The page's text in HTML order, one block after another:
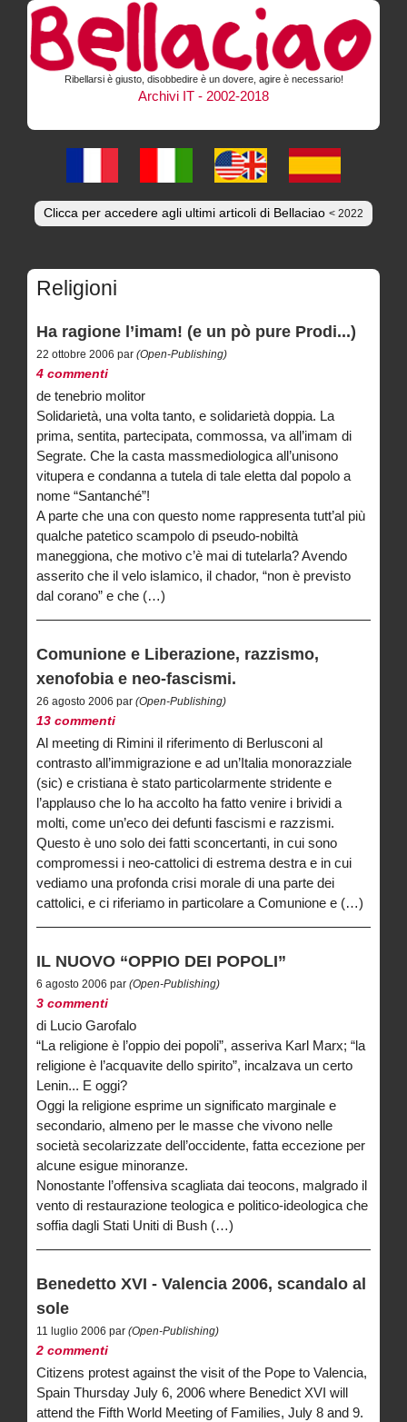
Ribellarsi è giusto, disobbedire è un dovere, agire è necessario!
Archivi IT - 2002-2018
Clicca per accedere agli ultimi articoli di Bellaciao < 2022
Religioni
Ha ragione l’imam! (e un pò pure Prodi...)
22 ottobre 2006 par (Open-Publishing)
4 commenti
de tenebrio molitor
Solidarietà, una volta tanto, e solidarietà doppia. La
prima, sentita, partecipata, commossa, va all’imam di
Segrate. Che la casta massmediologica all’unisono
vitupera e condanna a tutela di tale eletta dal popolo a
nome “Santanché”!
A parte che una con questo nome rappresenta tutt’al più
qualche patetico scampolo di pseudo-nobiltà
maneggiona, che motivo c’è mai di tutelarla? Avendo
asserito che il velo islamico, il chador, “non è previsto
dal corano” e che (…)
Comunione e Liberazione, razzismo,
xenofobia e neo-fascismi.
26 agosto 2006 par (Open-Publishing)
13 commenti
Al meeting di Rimini il riferimento di Berlusconi al
contrasto all’immigrazione e ad un’Italia monorazziale
(sic) e cristiana è stato particolarmente stridente e
l’applauso che lo ha accolto ha fatto venire i brividi a
molti, come un’eco dei defunti fascismi e razzismi.
Questo è uno solo dei fatti sconcertanti, in cui sono
compromessi i neo-cattolici di estrema destra e in cui
vediamo una profonda crisi morale di una parte dei
cattolici, e ci riferiamo in particolare a Comunione e (…)
IL NUOVO “OPPIO DEI POPOLI”
6 agosto 2006 par (Open-Publishing)
3 commenti
di Lucio Garofalo
“La religione è l’oppio dei popoli”, asseriva Karl Marx; “la
religione è l’acquavite dello spirito”, incalzava un certo
Lenin... E oggi?
Oggi la religione esprime un significato marginale e
secondario, almeno per le masse che vivono nelle
società secolarizzate dell’occidente, fatta eccezione per
alcune esigue minoranze.
Nonostante l’offensiva scagliata dai teocons, malgrado il
vento di restaurazione teologica e politico-ideologica che
soffia dagli Stati Uniti di Bush (…)
Benedetto XVI - Valencia 2006, scandalo al
sole
11 luglio 2006 par (Open-Publishing)
2 commenti
Citizens protest against the visit of the Pope to Valencia,
Spain Thursday July 6, 2006 where Benedict XVI will
attend the Fifth World Meeting of Families, July 8 and 9.